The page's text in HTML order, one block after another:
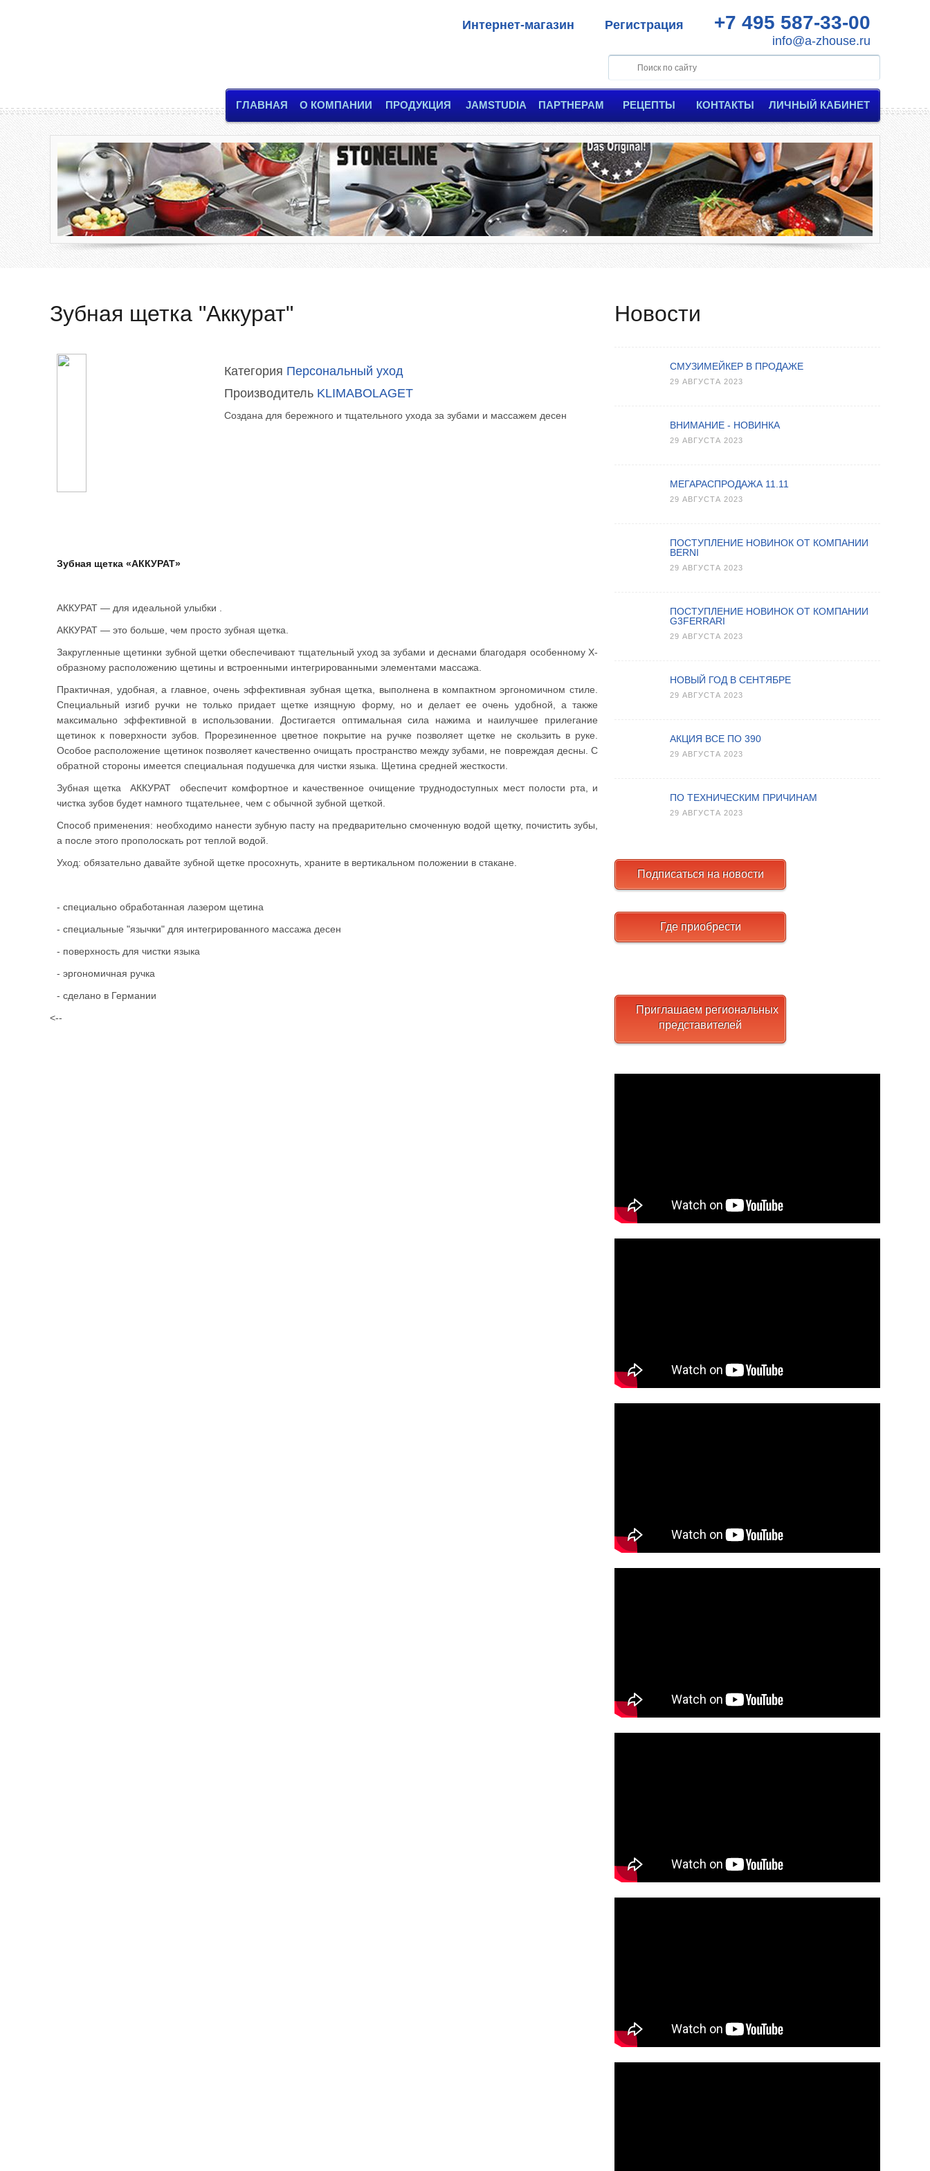
Интернет-магазин Регистрация +7 495 587-33-00
info@a-zhouse.ru
ГЛАВНАЯ О КОМПАНИИ ПРОДУКЦИЯ JAMSTUDIA ПАРТНЕРАМ РЕЦЕПТЫ КОНТАКТЫ ЛИЧНЫЙ КАБИНЕТ
Зубная щетка "Аккурат"
Категория Персональный уход
Производитель KLIMABOLAGET
Создана для бережного и тщательного ухода за зубами и массажем десен
Зубная щетка «АККУРАТ»
АККУРАТ — для идеальной улыбки .
АККУРАТ — это больше, чем просто зубная щетка.
Закругленные щетинки зубной щетки обеспечивают тщательный уход за зубами и деснами благодаря особенному Х-
образному расположению щетины и встроенными интегрированными элементами массажа.
Практичная, удобная, а главное, очень эффективная зубная щетка, выполнена в компактном эргономичном стиле.
Специальный изгиб ручки не только придает щетке изящную форму, но и делает ее очень удобной, а также
максимально эффективной в использовании. Достигается оптимальная сила нажима и наилучшее прилегание
щетинок к поверхности зубов. Прорезиненное цветное покрытие на ручке позволяет щетке не скользить в руке.
Особое расположение щетинок позволяет качественно очищать пространство между зубами, не повреждая десны. С
обратной стороны имеется специальная подушечка для чистки языка. Щетина средней жесткости.
Зубная щетка
АККУРАТ
обеспечит комфортное и качественное очищение труднодоступных мест полости рта, и
чистка зубов будет намного тщательнее, чем с обычной зубной щеткой.
Способ применения: необходимо нанести зубную пасту на предварительно смоченную водой щетку, почистить зубы,
а после этого прополоскать рот теплой водой.
Уход: обязательно давайте зубной щетке просохнуть, храните в вертикальном положении в стакане.
- специально обработанная лазером щетина
- специальные "язычки" для интегрированного массажа десен
- поверхность для чистки языка
- эргономичная ручка
- сделано в Германии
<--
Новости
СМУЗИМЕЙКЕР В ПРОДАЖЕ
29 АВГУСТА 2023
ВНИМАНИЕ - НОВИНКА
29 АВГУСТА 2023
МЕГАРАСПРОДАЖА 11.11
29 АВГУСТА 2023
ПОСТУПЛЕНИЕ НОВИНОК ОТ КОМПАНИИ
BERNI
29 АВГУСТА 2023
ПОСТУПЛЕНИЕ НОВИНОК ОТ КОМПАНИИ
G3FERRARI
29 АВГУСТА 2023
НОВЫЙ ГОД В СЕНТЯБРЕ
29 АВГУСТА 2023
АКЦИЯ ВСЕ ПО 390
29 АВГУСТА 2023
ПО ТЕХНИЧЕСКИМ ПРИЧИНАМ
29 АВГУСТА 2023
Подписаться на новости
Где приобрести
Приглашаем региональных
представителей